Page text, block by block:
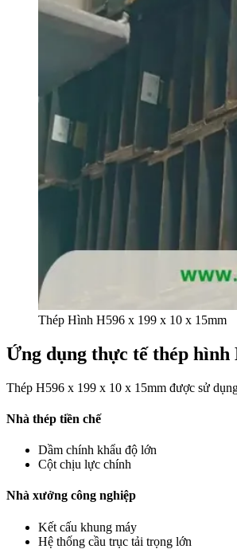
Thép Hình H596 x 199 x 10 x 15mm
Ứng dụng thực tế thép hình
Thép H596 x 199 x 10 x 15mm được sử
Nhà thép tiền chế
Dầm chính khẩu độ lớn
Cột chịu lực chính
Nhà xưởng công nghiệp
Kết cấu khung máy
Hệ thống cầu trục tải trọng lớn